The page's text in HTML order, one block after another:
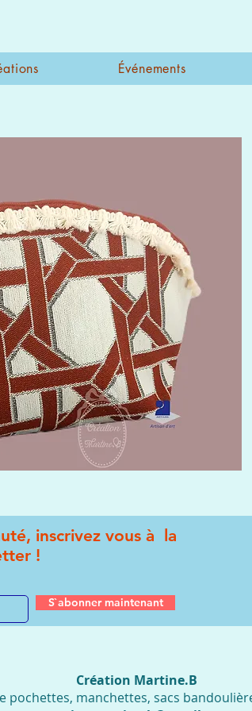
Événements
inscrivez vous à la
!
S`abonner maintenant
Création Martine.B
pochettes, manchettes, sacs